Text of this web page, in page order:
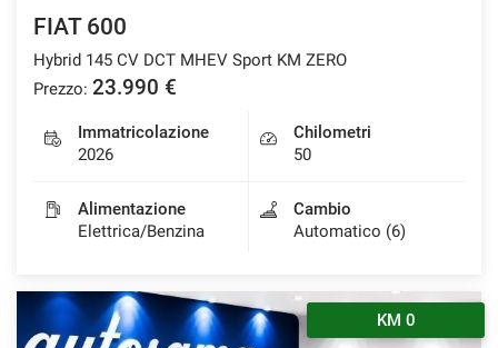
FIAT 600
Hybrid 145 CV DCT MHEV Sport KM ZERO
Prezzo: 23.990 €
Immatricolazione
2026
Chilometri
50
Alimentazione
Elettrica/Benzina
Cambio
Automatico (6)
KM 0